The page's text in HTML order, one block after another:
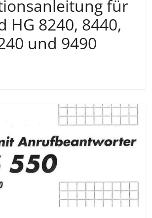
für
HG 8240, 8440,
und 9490